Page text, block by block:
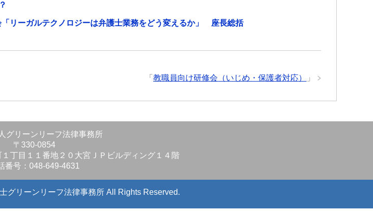
リーガルテクノロジーは弁護士業務をどう変えるか」 座長総括
「 教職員向け研修会（いじめ・保護者対応） 」
グリーンリーフ法律事務所
〒330-0854
丁目１１番地２０大宮ＪＰビルディング１４階
番号：048-649-4631
グリーンリーフ法律事務所 All Rights Reserved.